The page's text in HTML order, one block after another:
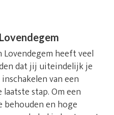
heeft veel
dat jij uiteindelijk je
van een
stap. Om een
en hoge